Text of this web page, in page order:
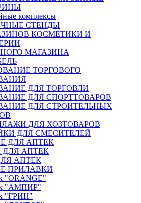
комплексы
СТЕНДЫ
КОСМЕТИКИ И
МАГАЗИНА
ТОРГОВОГО
ДЛЯ ТОРГОВЛИ
ДЛЯ СПОРТТОВАРОВ
ДЛЯ СТРОИТЕЛЬНЫХ
ДЛЯ ХОЗТОВАРОВ
ДЛЯ СМЕСИТЕЛЕЙ
ДЛЯ АПТЕК
ДЛЯ АПТЕК
АПТЕК
ПРИЛАВКИ
"ORANGE"
"АМПИР"
"ГРИН"